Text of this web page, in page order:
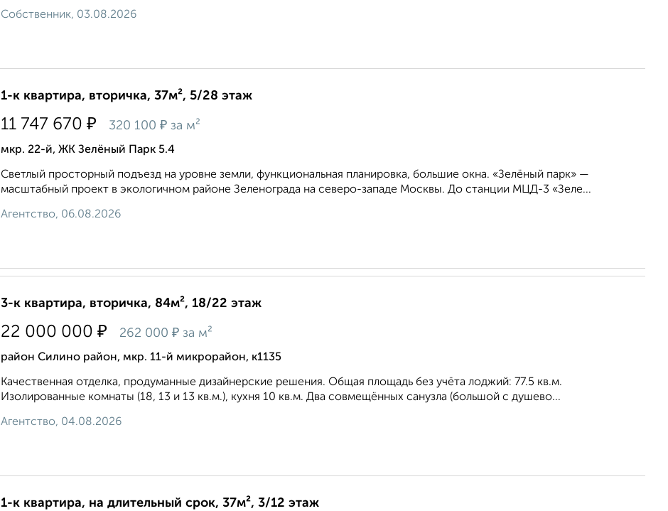
Собственник, 03.08.2026
1-к квартира, вторичка, 37м², 5/28 этаж
11 747 670 ₽ 320 100 ₽ за м²
мкр. 22-й, ЖК Зелёный Парк 5.4
Светлый просторный подъезд на уровне земли, функциональная планировка, большие окна. «Зелёный парк» —
масштабный проект в экологичном районе Зеленограда на северо-западе Москвы. До станции МЦД-3 «Зеле...
Агентство, 06.08.2026
3-к квартира, вторичка, 84м², 18/22 этаж
22 000 000 ₽ 262 000 ₽ за м²
район Силино район, мкр. 11-й микрорайон, к1135
Качественная отделка, продуманные дизайнерские решения. Общая площадь без учёта лоджий: 77.5 кв.м.
Изолированные комнаты (18, 13 и 13 кв.м.), кухня 10 кв.м. Два совмещённых санузла (большой с душево...
Агентство, 04.08.2026
1-к квартира, на длительный срок, 37м², 3/12 этаж